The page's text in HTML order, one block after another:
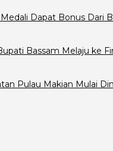
Dapat Bonus Dari
Bassam Melaju ke
Pulau Makian Mulai